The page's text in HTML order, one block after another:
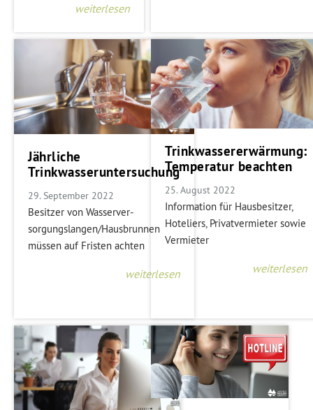
weiterlesen
Jährliche
Trinkwasseruntersuchung
29. September 2022
Besitzer von Wasserver-
sorgungslangen/Hausbrunnen
müssen auf Fristen achten
weiterlesen
Trinkwassererwärmung:
Temperatur beachten
25. August 2022
Information für Hausbesitzer,
Hoteliers, Privatvermieter sowie
Vermieter
weiterlesen